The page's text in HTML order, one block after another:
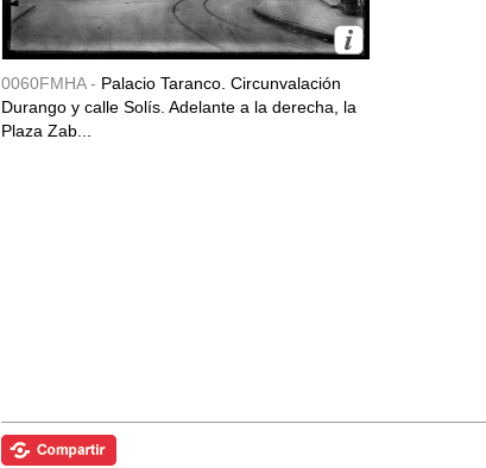
0060FMHA - Palacio Taranco. Circunvalación
Durango y calle Solís. Adelante a la derecha, la
Plaza Zab...